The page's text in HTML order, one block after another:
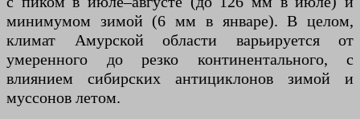
минимумом зимой (6 мм в январе). В целом,
климат Амурской области варьируется от
умеренного до резко континентального, с
влиянием сибирских антициклонов зимой и
муссонов летом.